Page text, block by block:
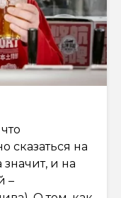
сказаться на
и на
–